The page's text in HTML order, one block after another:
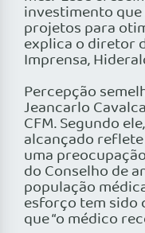
investimento
projetos para
explica o diretor
Imprensa,
Percepção
Jeancarlo
CFM. Segundo
alcançado
uma
do Conselho de
população
esforço tem sido
que “o médico